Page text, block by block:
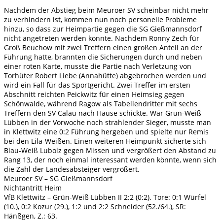
Nachdem der Abstieg beim Meuroer SV scheinbar nicht mehr
zu verhindern ist, kommen nun noch personelle Probleme
hinzu, so dass zur Heimpartie gegen die SG Gießmannsdorf
nicht angetreten werden konnte. Nachdem Ronny Zech für
Groß Beuchow mit zwei Treffern einen großen Anteil an der
Führung hatte, brannten die Sicherungen durch und neben
einer roten Karte, musste die Partie nach Verletzung von
Torhüter Robert Liebe (Annahütte) abgebrochen werden und
wird ein Fall für das Sportgericht. Zwei Treffer im ersten
Abschnitt reichten Peickwitz für einen Heimsieg gegen
Schönwalde, während Ragow als Tabellendritter mit sechs
Treffern den SV Calau nach Hause schickte. War Grün-Weiß
Lübben in der Vorwoche noch strahlender Sieger, musste man
in Klettwitz eine 0:2 Führung hergeben und spielte nur Remis
bei den Lila-Weißen. Einen weiteren Heimpunkt sicherte sich
Blau-Weiß Lubolz gegen Missen und vergrößert den Abstand zu
Rang 13, der noch einmal interessant werden könnte, wenn sich
die Zahl der Landesabsteiger vergrößert.
Meuroer SV – SG Gießmannsdorf
Nichtantritt Heim
VfB Klettwitz – Grün-Weiß Lübben II 2:2 (0:2). Tore: 0:1 Würfel
(10.), 0:2 Kozur (29.), 1:2 und 2:2 Schneider (52./64.), SR:
Hänßgen, Z.: 63.